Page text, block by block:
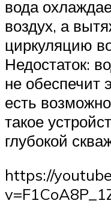
вода
воздух, а
циркуляцию
Недостаток:
не обеспечит
есть
такое
глубокой
https://